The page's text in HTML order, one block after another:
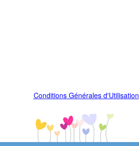
Conditions Générales d'Utilisation